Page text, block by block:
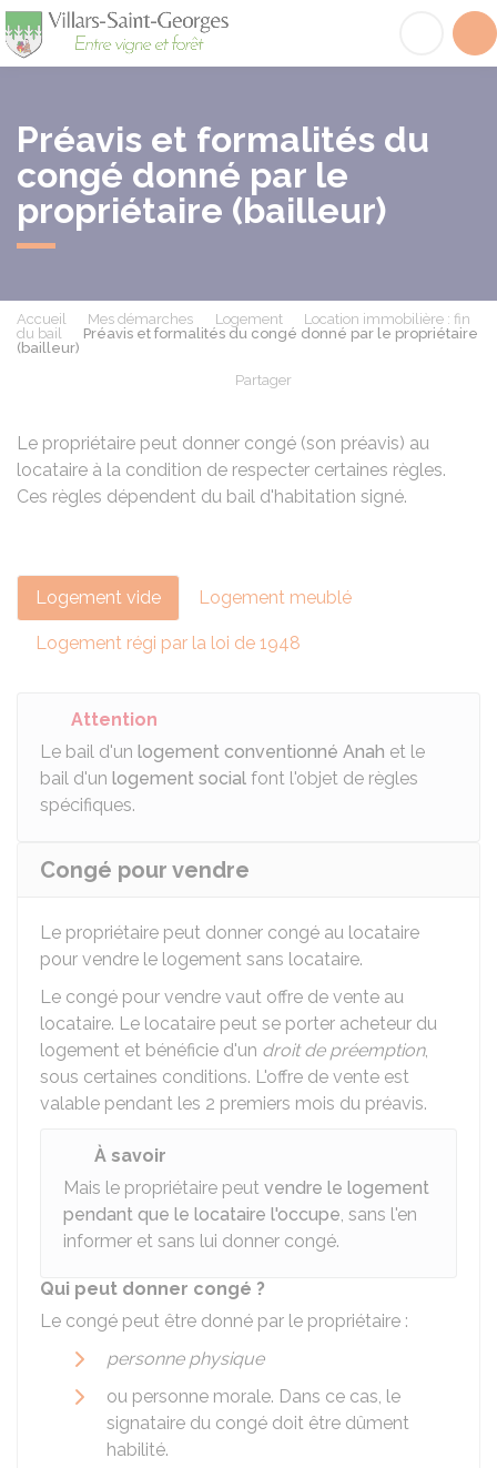
Préavis et formalités du
congé donné par le
propriétaire (bailleur)
Accueil Mes démarches Logement
Location immobilière : fin
du bail
Préavis et formalités du congé donné par le propriétaire
(bailleur)
Partager
Le propriétaire peut donner congé (son préavis) au
locataire à la condition de respecter certaines règles.
Ces règles dépendent du bail d'habitation signé.
Logement vide Logement meublé
Logement régi par la loi de 1948
Attention
Le bail d'un logement conventionné Anah et le
bail d'un logement social font l'objet de règles
spécifiques.
Congé pour vendre
Le propriétaire peut donner congé au locataire
pour vendre le logement sans locataire.
Le congé pour vendre vaut offre de vente au
locataire. Le locataire peut se porter acheteur du
logement et bénéficie d'un droit de préemption,
sous certaines conditions. L'offre de vente est
valable pendant les 2 premiers mois du préavis.
À savoir
Mais le propriétaire peut vendre le logement
pendant que le locataire l'occupe, sans l'en
informer et sans lui donner congé.
Qui peut donner congé ?
Le congé peut être donné par le propriétaire :
personne physique
ou personne morale. Dans ce cas, le
signataire du congé doit être dûment
habilité.